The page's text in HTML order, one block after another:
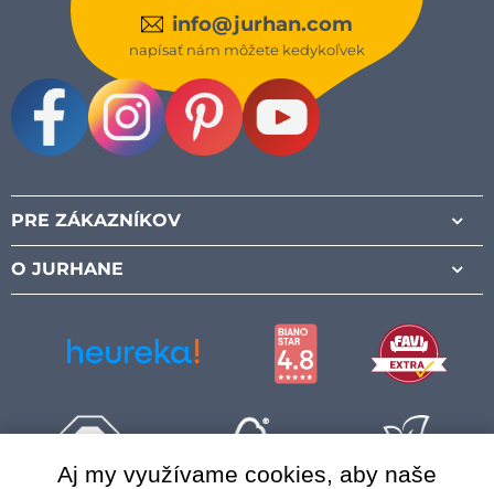
info@jurhan.com
napísať nám môžete kedykoľvek
PRE ZÁKAZNÍKOV
O JURHANE
Aj my využívame cookies, aby naše